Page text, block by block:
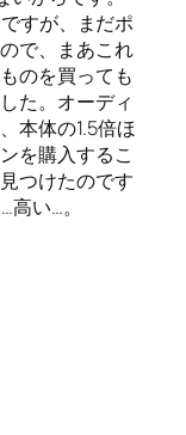
すが、まだポ
で、まあこれ
のを買っても
た。オーディ
本体の1.5倍ほ
を購入するこ
つけたのです
い…。